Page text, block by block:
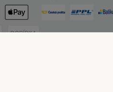
DOBÍRKA